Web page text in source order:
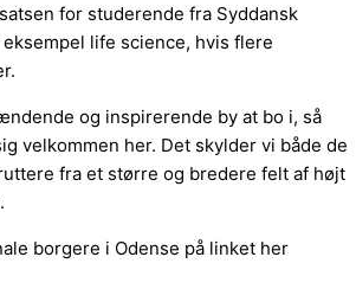
for studerende fra Syddansk
life science, hvis flere
og inspirerende by at bo i, så
velkommen her. Det skylder vi både de
fra et større og bredere felt af højt
borgere i Odense på linket her